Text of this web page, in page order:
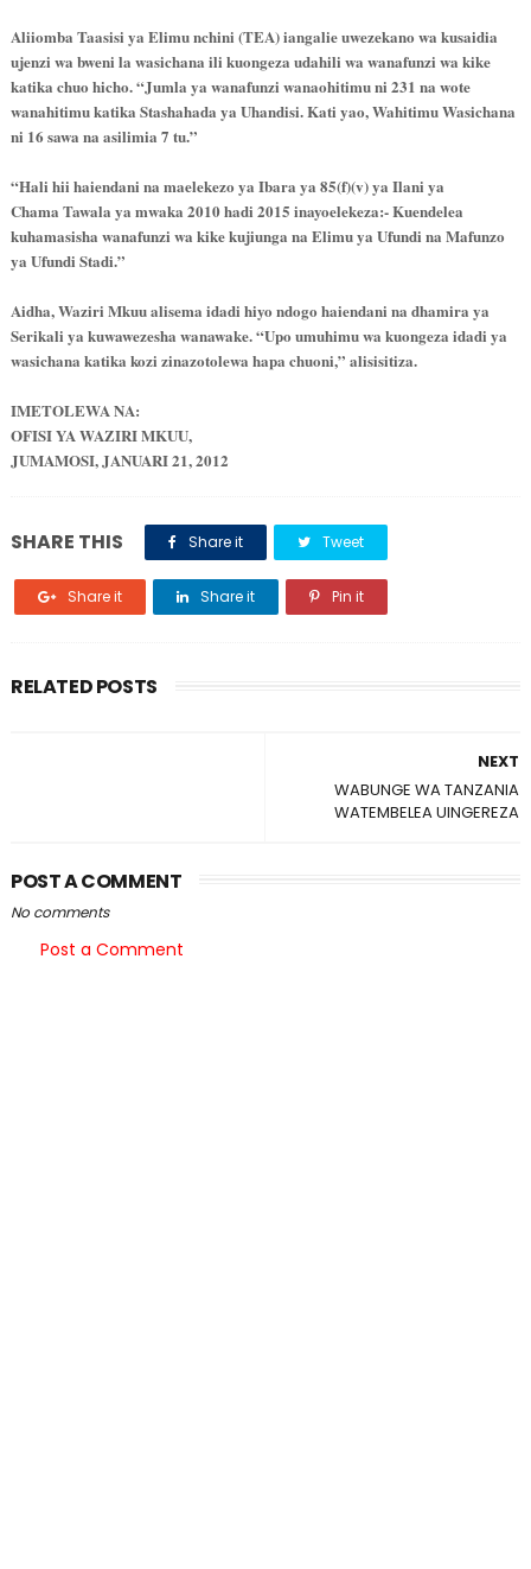
Aliiomba Taasisi ya Elimu nchini (TEA) iangalie uwezekano wa kusaidia
ujenzi wa bweni la wasichana ili kuongeza udahili wa wanafunzi wa kike
katika chuo hicho. “Jumla ya wanafunzi wanaohitimu ni 231 na wote
wanahitimu katika Stashahada ya Uhandisi. Kati yao, Wahitimu Wasichana
ni 16 sawa na asilimia 7 tu.”
“Hali hii haiendani na maelekezo ya Ibara ya 85(f)(v) ya Ilani ya
Chama Tawala ya mwaka 2010 hadi 2015 inayoelekeza:- Kuendelea
kuhamasisha wanafunzi wa kike kujiunga na Elimu ya Ufundi na Mafunzo
ya Ufundi Stadi.”
Aidha, Waziri Mkuu alisema idadi hiyo ndogo haiendani na dhamira ya
Serikali ya kuwawezesha wanawake. “Upo umuhimu wa kuongeza idadi ya
wasichana katika kozi zinazotolewa hapa chuoni,” alisisitiza.
IMETOLEWA NA:
OFISI YA WAZIRI MKUU,
JUMAMOSI, JANUARI 21, 2012
SHARE THIS Share it Tweet
Share it Share it Pin it
RELATED POSTS
NEXT
WABUNGE WA TANZANIA
WATEMBELEA UINGEREZA
POST A COMMENT
No comments
Post a Comment